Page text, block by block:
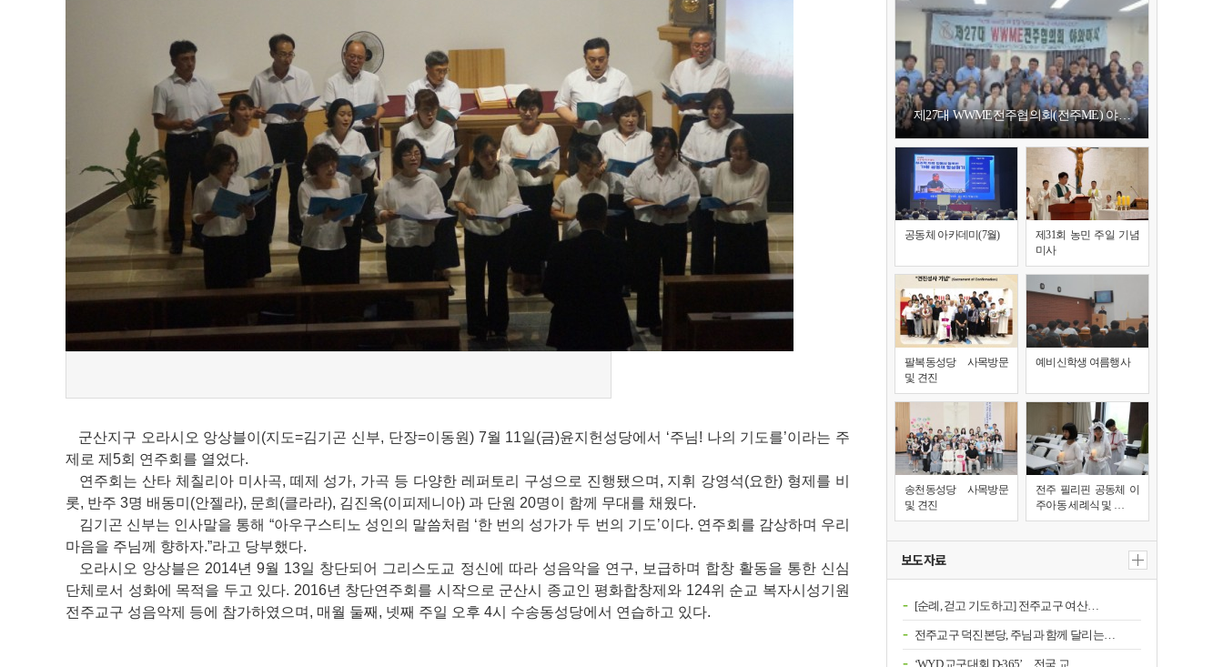
군산지구 오라시오 앙상블이 (지도=김기곤 신부, 단장=이동원) 7월 11일(금)윤지헌성당에서 ‘주님! 나의 기도를’이라는 주
제로 제 5회 연주회를 열었다.
연주회는 산타 체칠리아 미사곡, 떼제 성가, 가곡 등 다양한 레퍼토리 구성으로 진행됐으며 , 지휘 강영석(요한) 형제를 비
롯, 반주 3명 배동미 (안젤라), 문희 (클라라), 김진옥(이피제니아) 과 단원 20명이 함께 무대를 채웠다.
김기곤 신부는 인사말을 통해 “아우구스티노 성인의 말씀처럼 ‘한 번의 성가가 두 번의 기도’이다. 연주회를 감상하며 우리
마음을 주님께 향하자.”라고 당부했다.
오라시오 앙상블은 2014년9월 13일 창단되어 그리스도교 정신에 따라 성음악을 연구, 보급하며 합창 활동을 통한 신심
단체로서 성화에 목적을 두고 있다. 2016년 창단연주회를 시작으로 군산시 종교인 평화합창제와 124위 순교 복자시성기원
전주교구 성음악제 등에 참가하였으며 , 매월 둘째 , 넷째 주일 오후 4시 수송동성당에서 연습하고 있다.
제27대 WWME전주협의회(전주ME) 야…
공동체 아카데미(7월)
제31회 농민 주일 기념
미사
팔복동성당 사목방문
및 견진
예비신학생 여름행사
송천동성당 사목방문
및 견진
전주 필리핀 공동체 이
주아동 세례식 및 …
보도자료
[순례, 걷고 기도하고] 전주교구 여산…
전주교구 덕진본당, 주님과 함께 달리는…
‘WYD 교구대회 D-365’…전국 교…